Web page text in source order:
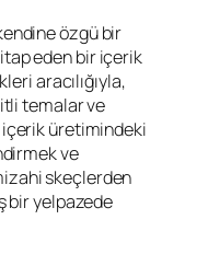
özgü bir
eden bir içerik
aracılığıyla,
temalar ve
içerik üretimindeki
ve
skeçlerden
bir yelpazede